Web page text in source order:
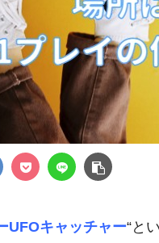
UFOキャッチャー“と